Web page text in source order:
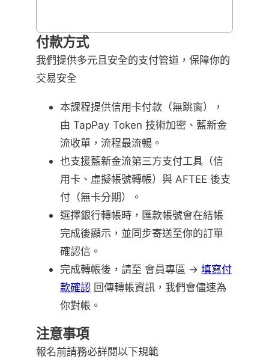
付款方式
我們提供多元且安全的支付管道，保障你的
交易安全
本課程提供信用卡付款（無跳窗），
由 TapPay Token 技術加密、藍新金
流收單，流程最流暢。
也支援藍新金流第三方支付工具（信
用卡、虛擬帳號轉帳）與 AFTEE 後支
付（無卡分期）。
選擇銀行轉帳時，匯款帳號會在結帳
完成後顯示，並同步寄送至你的訂單
確認信。
完成轉帳後，請至 會員專區 → 填寫付
款確認 回傳轉帳資訊，我們會儘速為
你對帳。
注意事項
報名前請務必詳閱以下規範